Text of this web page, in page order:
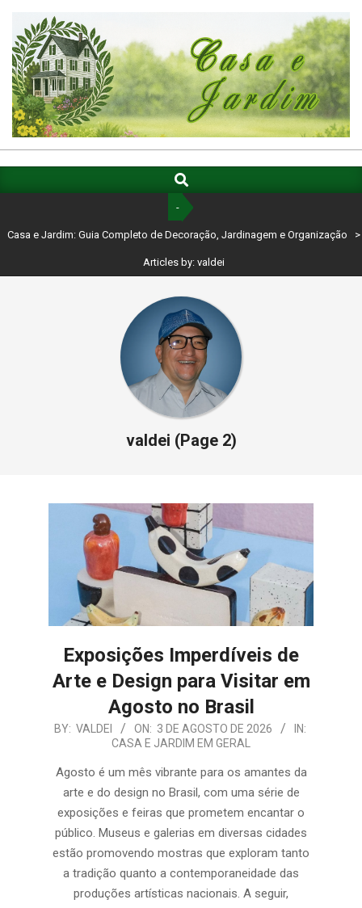
content
CASA
E
GUIA
COMPLETO
DECORAÇÃO,
JARDINAGEM
ORGANIZAÇÃO
Navigation
Search
-
Casa e Jardim: Guia Completo de Decoração, Jardinagem e Organização >
Articles by: valdei
valdei (Page 2)
Exposições Imperdíveis de
Arte e Design para Visitar em
Agosto no Brasil
2026-
03
BY: VALDEI ON: 3 DE AGOSTO DE 2026
IN:
CASA E JARDIM EM GERAL
Agosto é um mês vibrante para os amantes da
arte e do design no Brasil, com uma série de
exposições e feiras que prometem encantar o
público. Museus e galerias em diversas cidades
estão promovendo mostras que exploram tanto
a tradição quanto a contemporaneidade das
produções artísticas nacionais. A seguir,